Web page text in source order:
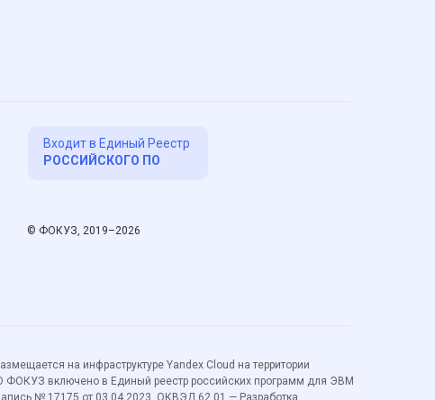
Входит в Единый Реестр
РОССИЙСКОГО ПО
© ФОКУЗ, 2019–2026
на инфраструктуре Yandex Cloud на территории
ФОКУЗ включено в Единый реестр российских программ для ЭВМ
№ 17175 от 03.04.2023. ОКВЭД 62.01 — Разработка